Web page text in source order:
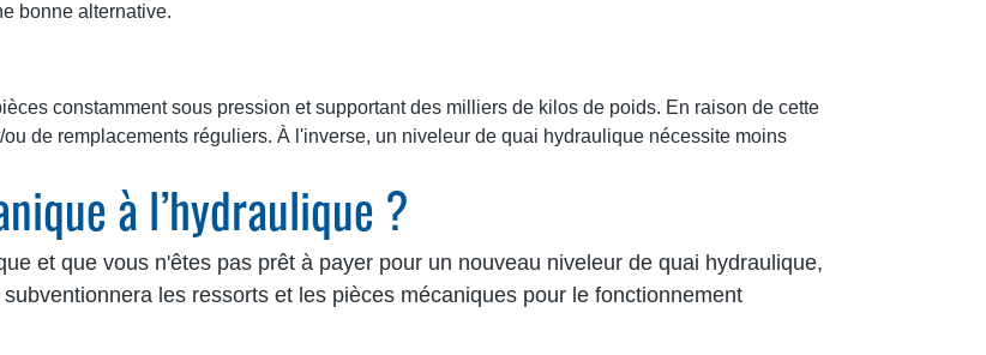
bonne alternative.
constamment sous pression et supportant des milliers de kilos de poids. En raison de cette
de remplacements réguliers. À l'inverse, un niveleur de quai hydraulique nécessite moins
à l’hydraulique ?
et que vous n'êtes pas prêt à payer pour un nouveau niveleur de quai hydraulique,
subventionnera les ressorts et les pièces mécaniques pour le fonctionnement